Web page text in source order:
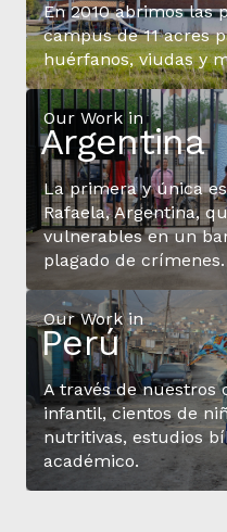
En 2010 abrimos las
campus de 11 acres
huérfanos, viudas y
Our Work in
Argentina
La primera y única
Rafaela, Argentina,
vulnerables en un
plagado de crímenes.
Our Work in
Perú
A través de nuestros
infantil, cientos de
nutritivas, estudios
académico.